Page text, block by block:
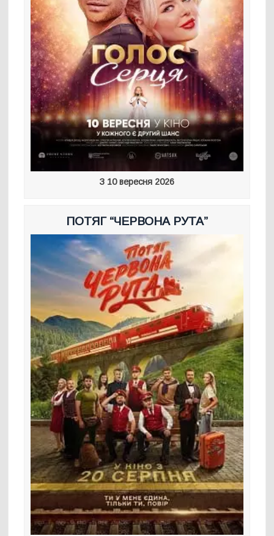
З 10 вересня 2026
ПОТЯГ “ЧЕРВОНА РУТА”